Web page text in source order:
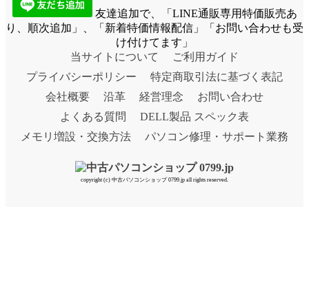
友達追加で、「LINE通販専用特価販売あ
り、順次追加」、「新着特価情報配信」「お問い合わせも受
け付けてます」
当サイトについて
ご利用ガイド
プライバシーポリシー
特定商取引法に基づく表記
会社概要
沿革 経営理念
お問い合わせ
よくある質問
DELL製品 スペック表
メモリ増設・交換方法
パソコン修理・サポート業務
copyright (c) 中古パソコンショップ 0799.jp all rights reserved.